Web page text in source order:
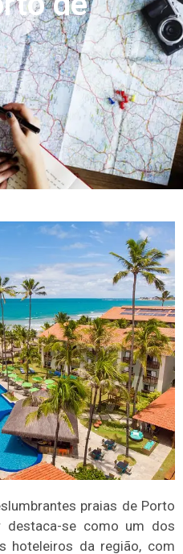
praias de Porto
destaca-se como um dos
hoteleiros da região, com